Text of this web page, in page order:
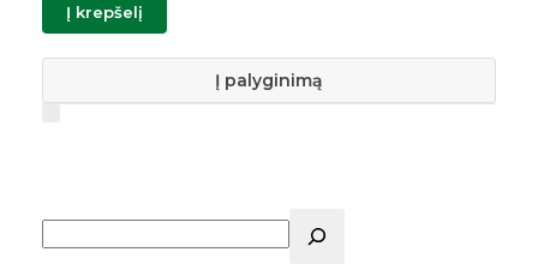
Į krepšelį
Į palyginimą